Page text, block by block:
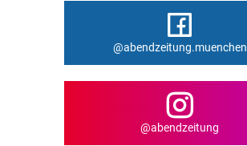
@abendzeitung.muenchen
@abendzeitung